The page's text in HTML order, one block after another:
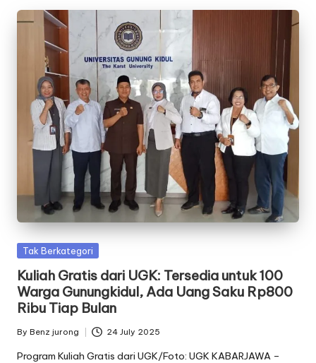
Posted
Tak Berkategori
Kuliah Gratis dari UGK: Tersedia untuk 100
Warga Gunungkidul, Ada Uang Saku Rp800
Ribu Tiap Bulan
Posted
by
By Benz jurong 24 July 2025
Program Kuliah Gratis dari UGK/Foto: UGK KABARJAWA –